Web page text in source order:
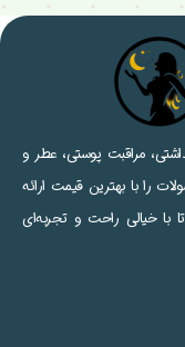
مراقبت پوستی، عطر و
را با بهترین قیمت ارائه
با خیالی راحت و تجربه‌ای